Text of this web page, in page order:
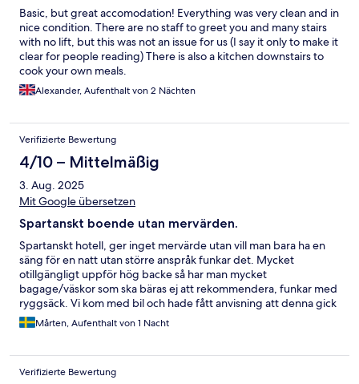
Basic, but great accomodation! Everything was very clean and in
nice condition. There are no staff to greet you and many stairs
with no lift, but this was not an issue for us (I say it only to make it
clear for people reading) There is also a kitchen downstairs to
cook your own meals.
Alexander, Aufenthalt von 2 Nächten
Verifizierte Bewertung
4/10 – Mittelmäßig
3. Aug. 2025
Mit Google übersetzen
Spartanskt boende utan mervärden.
Spartanskt hotell, ger inget mervärde utan vill man bara ha en
säng för en natt utan större anspråk funkar det. Mycket
otillgängligt uppför hög backe så har man mycket
bagage/väskor som ska bäras ej att rekommendera, funkar med
ryggsäck. Vi kom med bil och hade fått anvisning att denna gick
att parkera på ett grannhotells parkering. Fanns ingen ledig
plats där så fick mycket besvärligt parkera bilen intill St Josefs
Mårten, Aufenthalt von 1 Nacht
Verifizierte Bewertung